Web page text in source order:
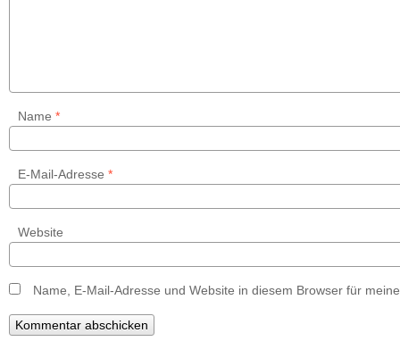
Name *
E-Mail-Adresse *
Website
Name, E-Mail-Adresse und Website in diesem Browser für